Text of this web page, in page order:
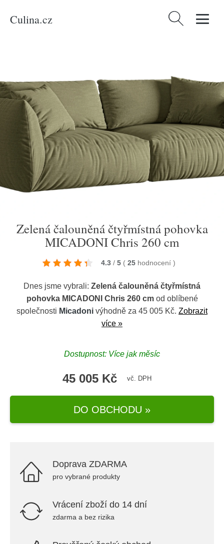
Culina.cz Vyhledávání
Zelená čalouněná čtyřmístná pohovka
MICADONI Chris 260 cm
4.3 / 5 ( 25 hodnocení )
Dnes jsme vybrali: Zelená čalouněná čtyřmístná
pohovka MICADONI Chris 260 cmod oblíbené
společnosti Micadoni výhodně za 45 005 Kč. Zobrazit
více »
Dostupnost: Více jak měsíc
45 005 Kč vč. DPH
DO OBCHODU »
Doprava ZDARMA
pro vybrané produkty
Vrácení zboží do 14 dní
zdarma a bez rizika